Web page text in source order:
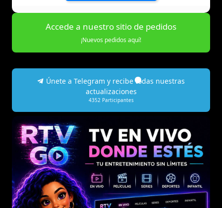
Accede a nuestro sitio de pedidos
¡Nuevos pedidos aquí!
Únete a Telegram y recibe todas nuestras
actualizaciones
4352 Participantes